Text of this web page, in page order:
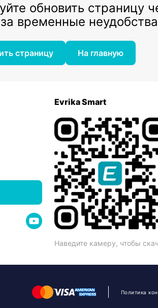
обновить страницу
временные
страницу На главную
Evrika Smart
Наведите камеру, чтобы
Политика